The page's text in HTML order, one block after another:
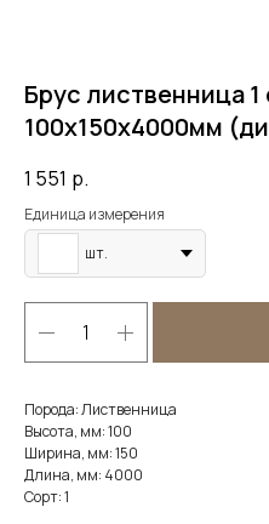
Брус лиственница 1
100х150х4000мм
1 551 р.
Единица измерения
шт.
Порода: Лиственница
Высота, мм: 100
Ширина, мм: 150
Длина, мм: 4000
Сорт: 1